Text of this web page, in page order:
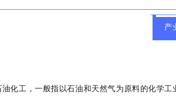
产
化工，一般指以石油和天然气为原料的化学